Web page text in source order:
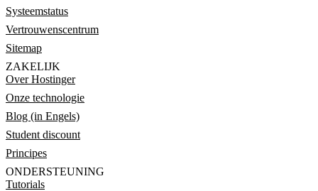
Systeemstatus
Vertrouwenscentrum
Sitemap
ZAKELIJK
Over Hostinger
Onze technologie
Blog (in Engels)
Student discount
Principes
ONDERSTEUNING
Tutorials